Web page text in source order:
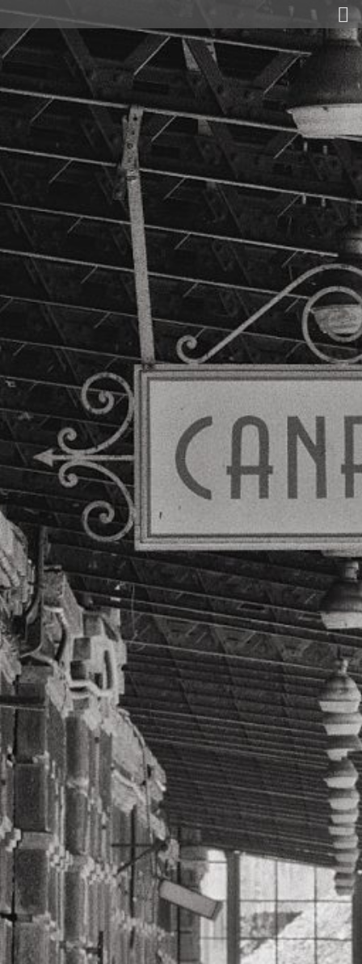
Raubgold und Agenten
Heute
Matthias Maas
Ausstellungen
Laudatio